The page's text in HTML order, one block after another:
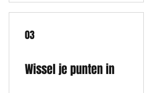
03
Wissel je punten in